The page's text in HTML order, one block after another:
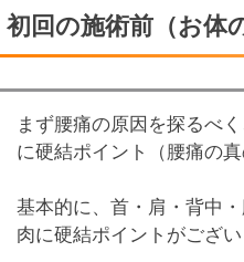
初回の施術前（お体
まず腰痛の原因を探るべ
に硬結ポイント（腰痛の
基本的に、首・肩・背中
肉に硬結ポイントがござい